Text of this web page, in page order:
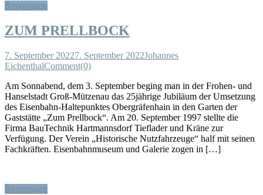
Reportagen
ZUM PRELLBOCK
7. September 20227. September 2022Johannes
EichenthalComment(0)
Am Sonnabend, dem 3. September beging man in der Frohen- und
Hanselstadt Groß-Mützenau das 25jährige Jubiläum der Umsetzung
des Eisenbahn-Haltepunktes Obergräfenhain in den Garten der
Gaststätte „Zum Prellbock“. Am 20. September 1997 stellte die
Firma BauTechnik Hartmannsdorf Tieflader und Kräne zur
Verfügung. Der Verein „Historische Nutzfahrzeuge“ half mit seinen
Fachkräften. Eisenbahnmuseum und Galerie zogen in […]
Reportagen